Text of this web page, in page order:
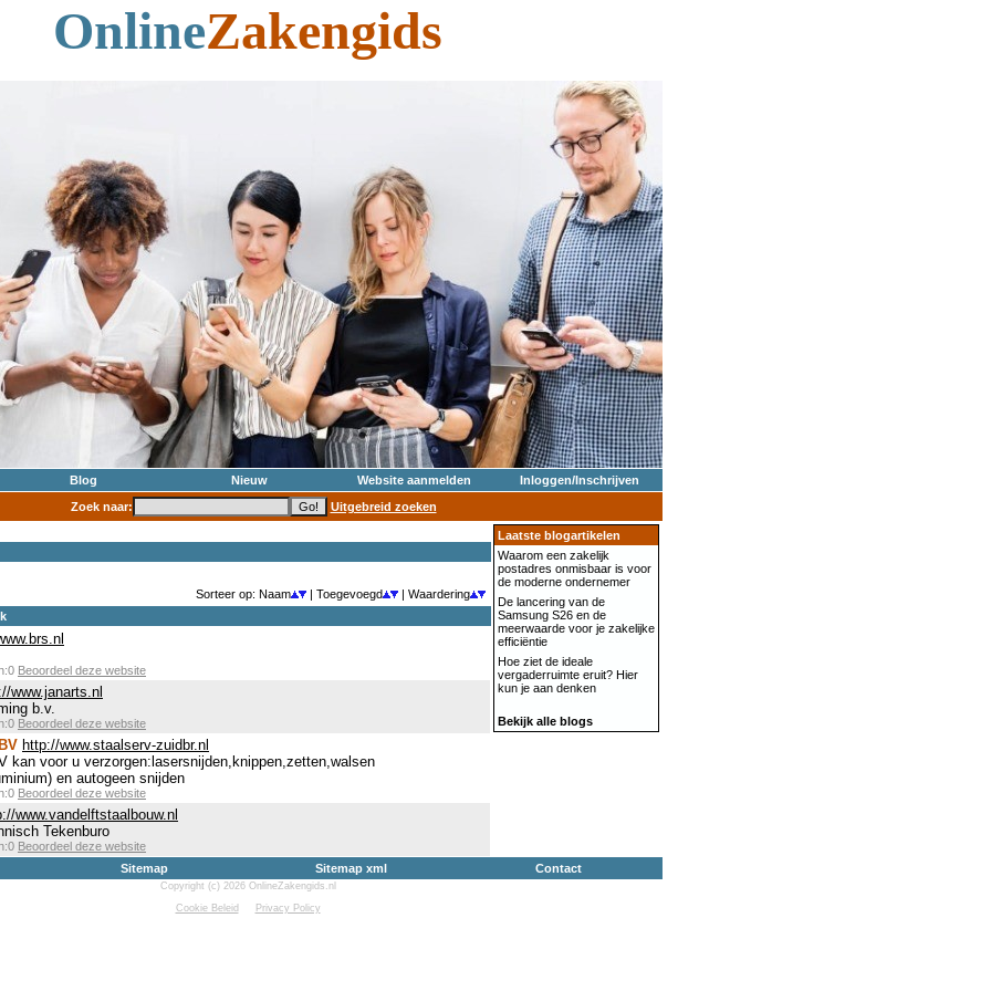
OnlineZakengids
Blog Nieuw Website aanmelden
Inloggen/Inschrijven
Zoek naar:
Uitgebreid zoeken
Sorteer op: Naam | Toegevoegd
| Waardering
Beoordeel deze website
www.janarts.nl
b.v.
Beoordeel deze website
http://www.staalserv-zuidbr.nl
kan voor u verzorgen:lasersnijden,knippen,zetten,walsen
en autogeen snijden
Beoordeel deze website
www.vandelftstaalbouw.nl
Tekenburo
Beoordeel deze website
Laatste blogartikelen
Waarom een zakelijk
postadres onmisbaar is voor
de moderne ondernemer
De lancering van de
Samsung S26 en de
meerwaarde voor je zakelijke
efficiëntie
Hoe ziet de ideale
vergaderruimte eruit? Hier
kun je aan denken
Bekijk alle blogs
Sitemap Sitemap xml Contact
Copyright (c) 2026 OnlineZakengids.nl
Cookie Beleid
Privacy Policy